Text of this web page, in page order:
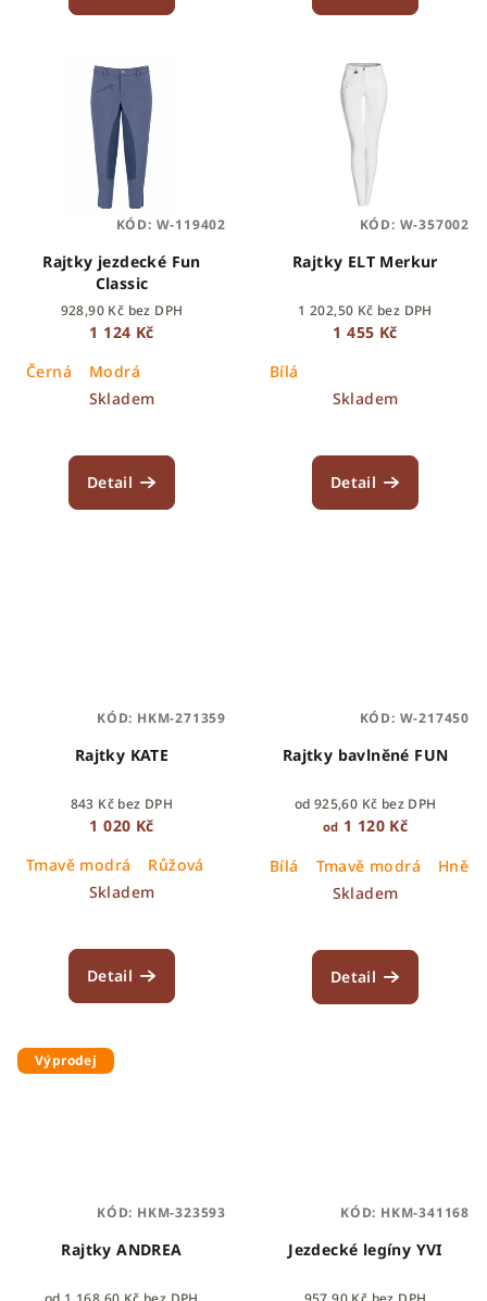
Rajtky jezdecké Fun
Classic
928,90 Kč bez DPH
1 124 Kč
Černá
Modrá
Skladem
Detail
KÓD: W-119402
Rajtky ELT Merkur
1 202,50 Kč bez DPH
1 455 Kč
Bílá
Skladem
Detail
KÓD: W-357002
Rajtky KATE
843 Kč bez DPH
1 020 Kč
Tmavě modrá
Růžová
Skladem
Detail
KÓD: HKM-271359
Rajtky bavlněné FUN
od 925,60 Kč bez DPH
od 1 120 Kč
Bílá
Tmavě modrá
Skladem
Detail
KÓD: W-217450
Výprodej
Rajtky ANDREA
KÓD: HKM-323593
Jezdecké legíny YVI
KÓD: HKM-341168